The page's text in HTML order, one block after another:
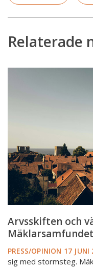
Relaterade
Arvsskiften
Almedalen
2026
Arvsskiften och
PRESS/OPINION 17 JUNI
sig med stormsteg.